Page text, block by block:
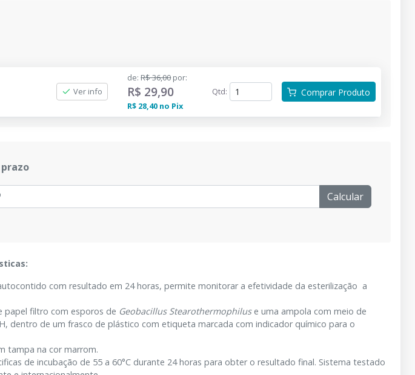
Ver info
de: R$ 36,00 por:
R$ 29,90
R$ 28,40 no Pix
Qtd: Comprar Produto
Calcular
com resultado em 24 horas, permite monitorar a efetividade da esterilização a
papel filtro com esporos de Geobacillus Stearothermophilus e uma ampola com meio de
dentro de um frasco de plástico com etiqueta marcada com indicador químico para o
tampa na cor marrom.
de incubação de 55 a 60°C durante 24 horas para obter o resultado final. Sistema testado